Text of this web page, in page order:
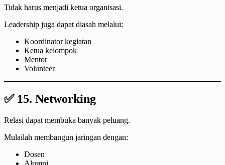
Tidak harus menjadi ketua organisasi.
Leadership juga dapat diasah melalui:
Koordinator kegiatan
Ketua kelompok
Mentor
Volunteer
✅ 15. Networking
Relasi dapat membuka banyak peluang.
Mulailah membangun jaringan dengan:
Dosen
Alumni